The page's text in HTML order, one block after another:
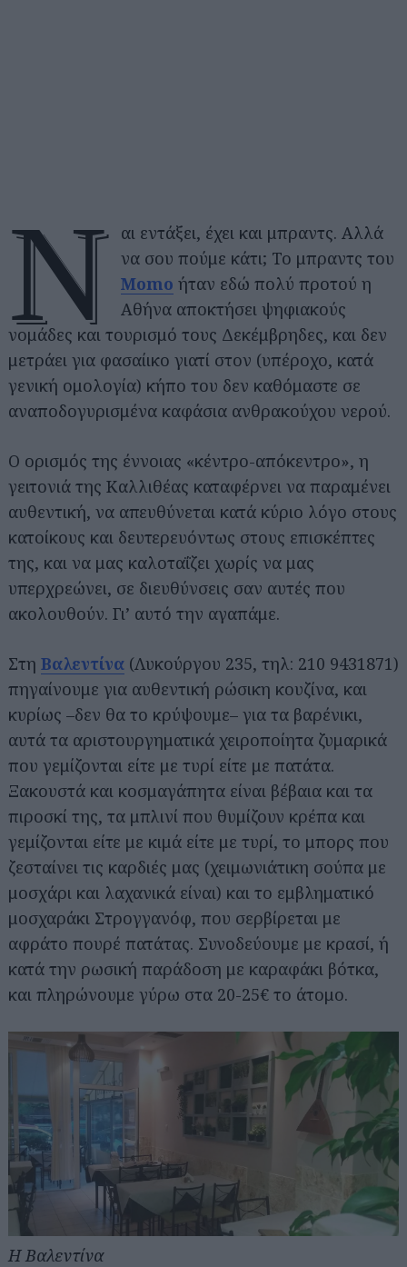
Ν
αι εντάξει, έχει και μπραντς. Αλλά
να σου πούμε κάτι; Το μπραντς του
Momo ήταν εδώ πολύ προτού η
Αθήνα αποκτήσει ψηφιακούς
νομάδες και τουρισμό τους Δεκέμβρηδες, και δεν
μετράει για φασαίικο γιατί στον (υπέροχο, κατά
γενική ομολογία) κήπο του δεν καθόμαστε σε
αναποδογυρισμένα καφάσια ανθρακούχου νερού.
Ο ορισμός της έννοιας «κέντρο-απόκεντρο», η
γειτονιά της Καλλιθέας καταφέρνει να παραμένει
αυθεντική, να απευθύνεται κατά κύριο λόγο στους
κατοίκους και δευτερευόντως στους επισκέπτες
της, και να μας καλοταΐζει χωρίς να μας
υπερχρεώνει, σε διευθύνσεις σαν αυτές που
ακολουθούν. Γι’ αυτό την αγαπάμε.
Στη Βαλεντίνα (Λυκούργου 235, τηλ: 210 9431871)
πηγαίνουμε για αυθεντική ρώσικη κουζίνα, και
κυρίως –δεν θα το κρύψουμε– για τα βαρένικι,
αυτά τα αριστουργηματικά χειροποίητα ζυμαρικά
που γεμίζονται είτε με τυρί είτε με πατάτα.
Ξακουστά και κοσμαγάπητα είναι βέβαια και τα
πιροσκί της, τα μπλινί που θυμίζουν κρέπα και
γεμίζονται είτε με κιμά είτε με τυρί, το μπορς που
ζεσταίνει τις καρδιές μας (χειμωνιάτικη σούπα με
μοσχάρι και λαχανικά είναι) και το εμβληματικό
μοσχαράκι Στρογγανόφ, που σερβίρεται με
αφράτο πουρέ πατάτας. Συνοδεύουμε με κρασί, ή
κατά την ρωσική παράδοση με καραφάκι βότκα,
και πληρώνουμε γύρω στα 20-25€ το άτομο.
Η Βαλεντίνα